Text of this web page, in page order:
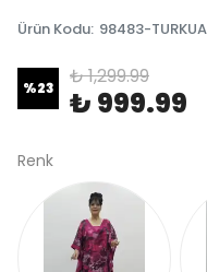
Ürün Kodu: 98483-
%23 ₺ 1,299.99
₺ 999.99
Renk